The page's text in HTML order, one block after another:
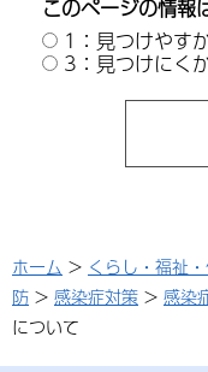
このページの情報
1：見つけやす
3：見つけにく
ホーム > くらし・福祉
防 > 感染症対策 > 感染
について